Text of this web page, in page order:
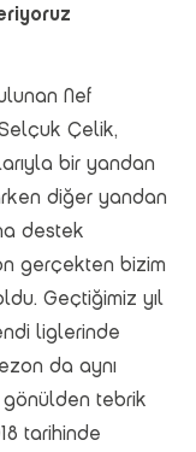
Nef
Çelik,
bir yandan
diğer yandan
destek
gerçekten bizim
Geçtiğimiz yıl
liglerinde
da aynı
gönülden tebrik
tarihinde